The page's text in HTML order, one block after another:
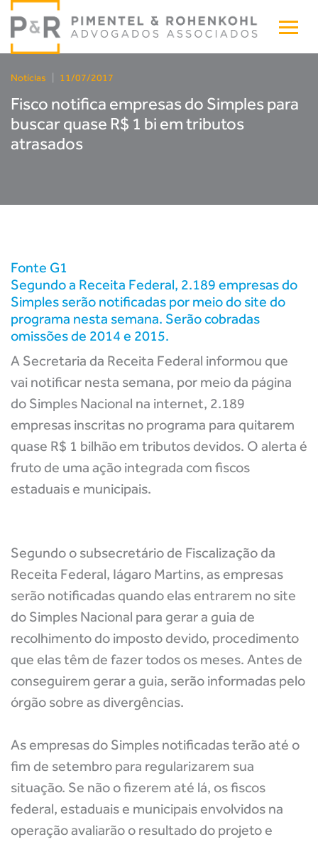
Notícias 11/07/2017
Fisco notifica empresas do Simples para
buscar quase R$ 1 bi em tributos
atrasados
Fonte G1
Segundo a Receita Federal, 2.189 empresas do
Simples serão notificadas por meio do site do
programa nesta semana. Serão cobradas
omissões de 2014 e 2015.
A Secretaria da Receita Federal informou que
vai notificar nesta semana, por meio da página
do Simples Nacional na internet, 2.189
empresas inscritas no programa para quitarem
quase R$ 1 bilhão em tributos devidos. O alerta é
fruto de uma ação integrada com fiscos
estaduais e municipais.
Segundo o subsecretário de Fiscalização da
Receita Federal, Iágaro Martins, as empresas
serão notificadas quando elas entrarem no site
do Simples Nacional para gerar a guia de
recolhimento do imposto devido, procedimento
que elas têm de fazer todos os meses. Antes de
conseguirem gerar a guia, serão informadas pelo
órgão sobre as divergências.
As empresas do Simples notificadas terão até o
fim de setembro para regularizarem sua
situação. Se não o fizerem até lá, os fiscos
federal, estaduais e municipais envolvidos na
operação avaliarão o resultado do projeto e